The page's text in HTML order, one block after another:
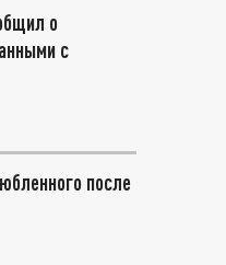
о
с
после